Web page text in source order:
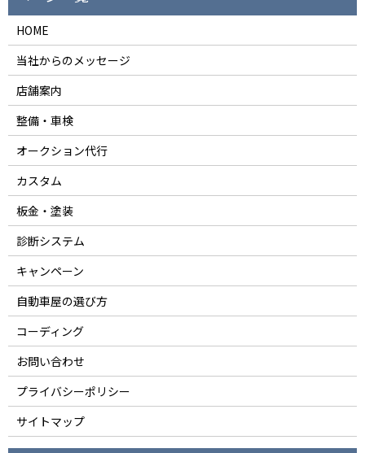
HOME
当社からのメッセージ
店舗案内
整備・車検
オークション代行
カスタム
板金・塗装
診断システム
キャンペーン
自動車屋の選び方
コーディング
お問い合わせ
プライバシーポリシー
サイトマップ